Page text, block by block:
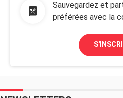
Sauvegardez et
préférées avec la